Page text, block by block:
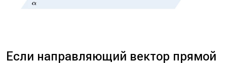
Если направляющий вектор прямой